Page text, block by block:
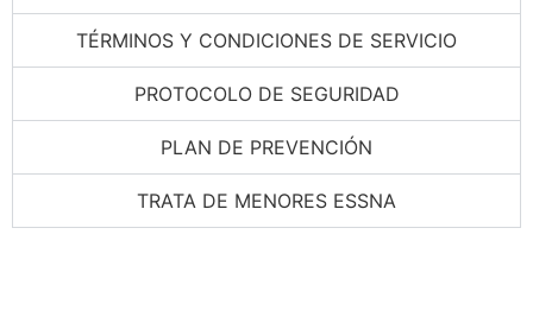
TÉRMINOS Y CONDICIONES DE SERVICIO
PROTOCOLO DE SEGURIDAD
PLAN DE PREVENCIÓN
TRATA DE MENORES ESSNA